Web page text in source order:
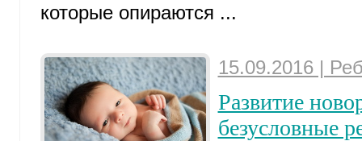
которые опираются ...
15.09.2016 |
Развитие
безусловные